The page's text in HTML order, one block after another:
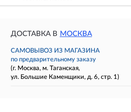
ДОСТАВКА В МОСКВА
САМОВЫВОЗ ИЗ МАГАЗИНА
по предварительному заказу
(г. Москва, м. Таганская,
ул. Большие Каменщики, д. 6, стр. 1)